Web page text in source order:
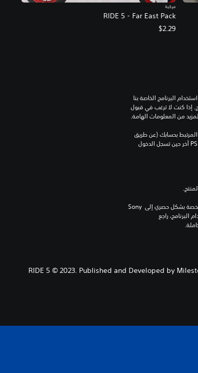
RIDE 5 - Far East Pack
مركبة
$2.29
بالإضافة إلى أي أحكام إضافية محددة تطبق على هذا المنتج. إذا كنت لا ترغب في قبول
من المعلومات الهامة.
يمكنك تنزيل هذا المحتوى وتشغيله على جهاز PS5 الرئيسي المرتبط بحسابك (عن طريق
إعداد "مشاركة الجهاز واللعب بدون اتصال") وعلى أي جهاز PS5 آخر حين تسجل الدخول
برامج مكتبة ©Sony Interactive Entertainment Inc. ملخصة بشكل حصري إلى Sony
RIDE 5 © 2023. Published and Developed by